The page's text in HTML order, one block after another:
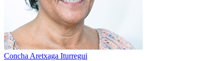
Concha Aretxaga Iturregui